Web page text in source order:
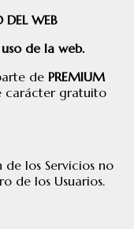
DEL WEB
de la web.
dePREMIUM
carácter gratuito
los Servicios no
de los Usuarios.